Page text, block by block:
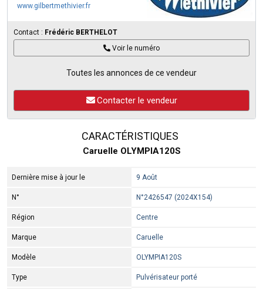
www.gilbertmethivier.fr
Contact : Frédéric BERTHELOT
Voir le numéro
Toutes les annonces de ce vendeur
Contacter le vendeur
CARACTÉRISTIQUES
Caruelle OLYMPIA120S
Dernière mise à jour le 9 Août
N° N°2426547 (2024X154)
Région Centre
Marque Caruelle
Modèle OLYMPIA120S
Type Pulvérisateur porté